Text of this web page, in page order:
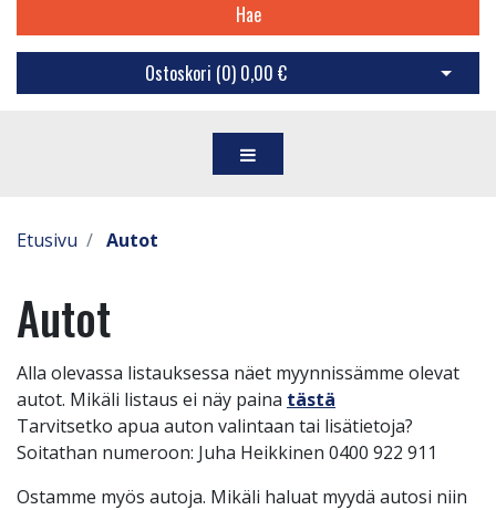
Hae
Ostoskori (0) 0,00 € Avaa
Etusivu Autot
Autot
Alla olevassa listauksessa näet myynnissämme olevat
autot. Mikäli listaus ei näy paina tästä
Tarvitsetko apua auton valintaan tai lisätietoja?
Soitathan numeroon: Juha Heikkinen 0400 922 911
Ostamme myös autoja. Mikäli haluat myydä autosi niin